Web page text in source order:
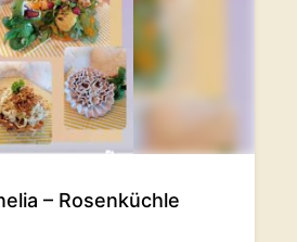
– Rosenküchle